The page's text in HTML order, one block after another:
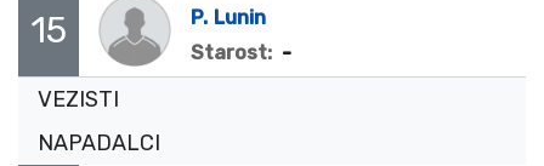
15 P. Lunin
Starost: -
VEZISTI
NAPADALCI